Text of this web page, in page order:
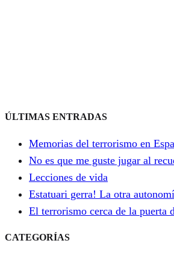
ÚLTIMAS ENTRADAS
Memorias del terrorismo en
No es que me guste jugar al
Lecciones de vida
Estatuari gerra! La otra
El terrorismo cerca de la puerta
CATEGORÍAS